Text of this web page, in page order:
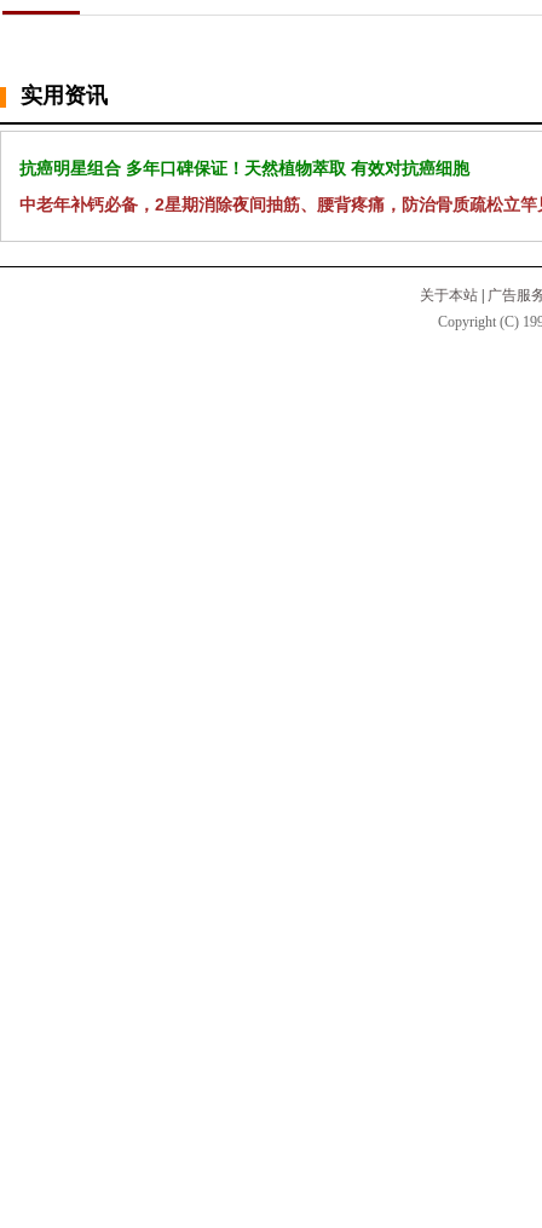
实用资讯
抗癌明星组合 多年口碑保证！天然植物萃取 有效对抗癌细胞
中老年补钙必备，2星期消除夜间抽筋、腰背疼痛，防治骨质疏松立竿
关于本站
广告服
Copyright (C)